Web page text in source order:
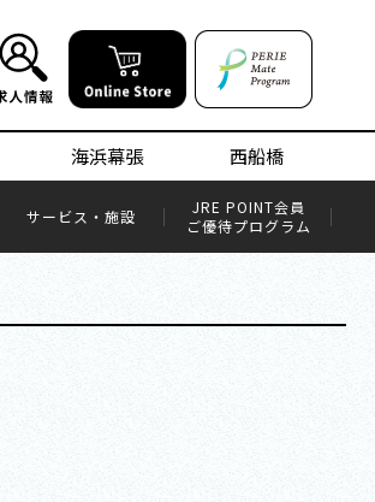
海浜幕張 西船橋
サービス・施設
JRE POINT会員​
ご優待プログラム